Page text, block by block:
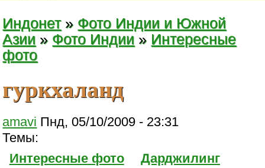
Индонет» Фото Индии и Южной
Азии » Фото Индии » Интересные
фото
гуркхаланд
amavi Пнд, 05/10/2009 - 23:31
Темы:
Интересные фото
Дарджилинг